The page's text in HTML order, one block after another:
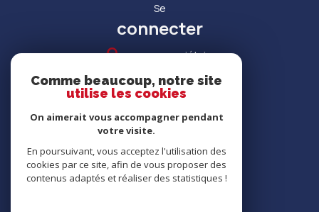
Se
connecter
espace propriétaire
Nous
Comme beaucoup, notre site
utilise les cookies
On aimerait vous accompagner pendant
votre visite.
En poursuivant, vous acceptez l'utilisation des
cookies par ce site, afin de vous proposer des
contenus adaptés et réaliser des statistiques !